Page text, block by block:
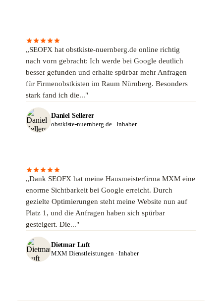
„SEOFX hat obstkiste-nuernberg.de online richtig
nach vorn gebracht: Ich werde bei Google deutlich
besser gefunden und erhalte spürbar mehr Anfragen
für Firmenobstkisten im Raum Nürnberg. Besonders
stark fand ich die..."
Daniel Sellerer
obstkiste-nuernberg.de · Inhaber
„Dank SEOFX hat meine Hausmeisterfirma MXM eine
enorme Sichtbarkeit bei Google erreicht. Durch
gezielte Optimierungen steht meine Website nun auf
Platz 1, und die Anfragen haben sich spürbar
gesteigert. Die..."
Dietmar Luft
MXM Dienstleistungen · Inhaber